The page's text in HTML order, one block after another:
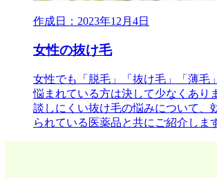
作成日：2023年12月4日
女性の抜け毛
女性でも「脱毛」「抜け毛」「薄毛
悩まれている方は決して少なくあり
談しにくい抜け毛の悩みについて、
られている医薬品と共にご紹介しま